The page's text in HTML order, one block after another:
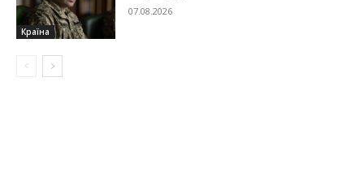
Країна
07.08.2026